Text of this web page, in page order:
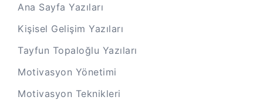
Ana Sayfa Yazıları
Kişisel Gelişim Yazıları
Tayfun Topaloğlu Yazıları
Motivasyon Yönetimi
Motivasyon Teknikleri